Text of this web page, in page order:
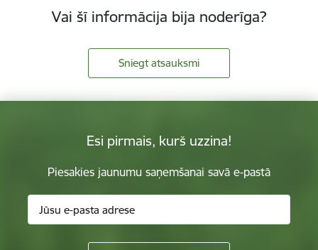
Vai šī informācija bija noderīga?
Sniegt atsauksmi
Esi pirmais, kurš uzzina!
Piesakies jaunumu saņemšanai savā e-pastā